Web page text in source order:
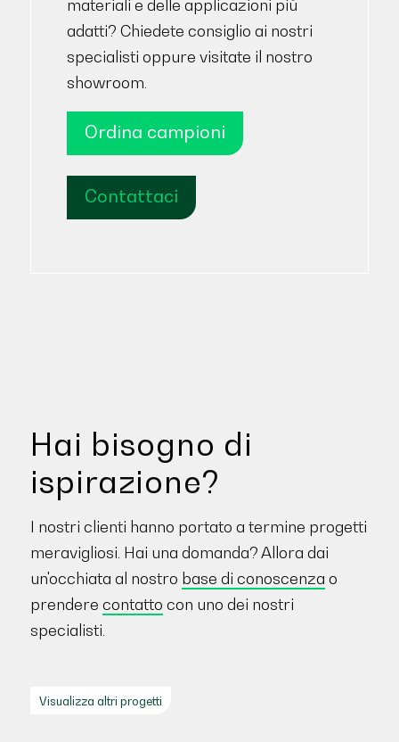
materiali e delle applicazioni più
adatti? Chiedete consiglio ai nostri
specialisti oppure visitate il nostro
showroom.
Ordina campioni
Contattaci
Hai bisogno di
ispirazione?
I nostri clienti hanno portato a termine progetti
meravigliosi. Hai una domanda? Allora dai
un'occhiata al nostro base di conoscenza o
prendere contatto con uno dei nostri
specialisti.
Visualizza altri progetti